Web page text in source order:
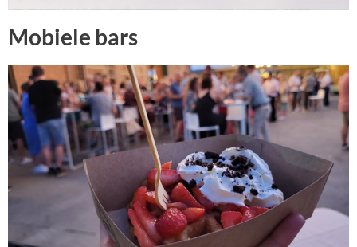
Mobiele bars